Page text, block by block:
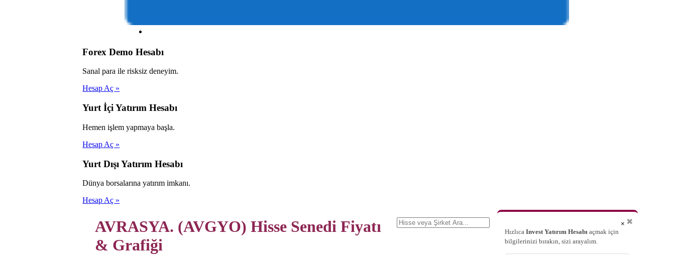
Forex Demo Hesabı
Sanal para ile risksiz deneyim.
Hesap Aç »
Yurt İçi Yatırım Hesabı
Hemen işlem yapmaya başla.
Hesap Aç »
Yurt Dışı Yatırım Hesabı
Dünya borsalarına yatırım imkanı.
Hesap Aç »
AVRASYA. (AVGYO) Hisse SenediFiyatı
& Grafiği
✖
Hızlıca Invest Yatırım Hesabıaçmak için
bilgilerinizi bırakın, sizi arayalım.
×